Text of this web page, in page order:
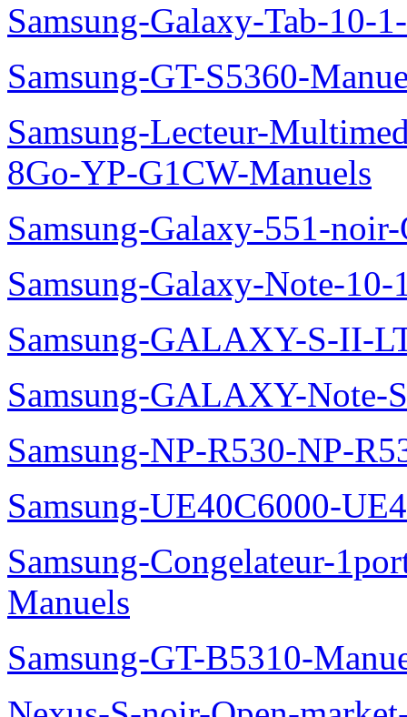
Samsung-Galaxy-Tab-10-
Samsung-GT-S5360-
Samsung-Lecteur-
8Go-YP-G1CW-Manuels
Samsung-Galaxy-551-
Samsung-Galaxy-Note-
Samsung-GALAXY-S-II-
Samsung-GALAXY-Note-
Samsung-NP-R530-NP-
Samsung-UE40C6000-
Samsung-Congelateur-
Manuels
Samsung-GT-B5310-